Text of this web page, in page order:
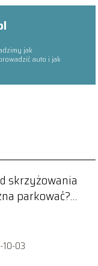
jak
auto i jak
skrzyżowania
parkować?
03